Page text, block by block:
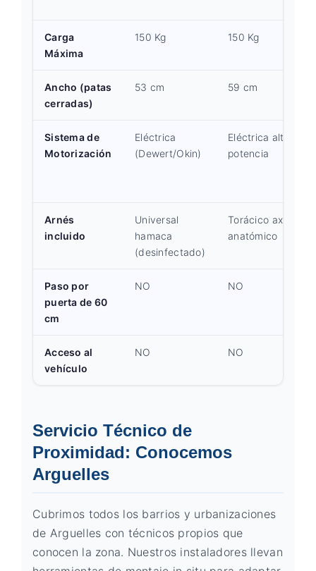
Carga
Máxima
150 Kg 150 Kg
Ancho (patas
cerradas)
53 cm 59 cm
Sistema de
Motorización
Eléctrica
(Dewert/Okin)
Eléctrica alta
potencia
Arnés
incluido
Universal
hamaca
(desinfectado)
Torácico axial
anatómico
Paso por
puerta de 60
cm
NO NO
Acceso al
vehículo
NO NO
Servicio Técnico de
Proximidad: Conocemos
Arguelles
Cubrimos todos los barrios y urbanizaciones
de Arguelles con técnicos propios que
conocen la zona. Nuestros instaladores llevan